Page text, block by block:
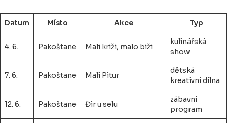
Datum Místo Akce Typ
4. 6. Pakoštane Mali križi, malo biži
kulinářská
show
7. 6. Pakoštane Mali Pitur
dětská
kreativní dílna
12. 6. Pakoštane Đir u selu
zábavní
program